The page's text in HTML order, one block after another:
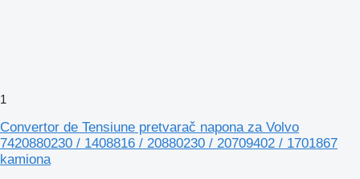
1
Convertor de Tensiune pretvarač napona za Volvo
7420880230 / 1408816 / 20880230 / 20709402 / 1701867
kamiona